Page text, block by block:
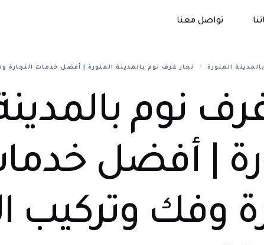
تواصل معنا
المنورة نجار غرف نوم بالمدينة المنورة | أفضل خدمات النجارة
نوم
| أفضل
وفك وتركيب